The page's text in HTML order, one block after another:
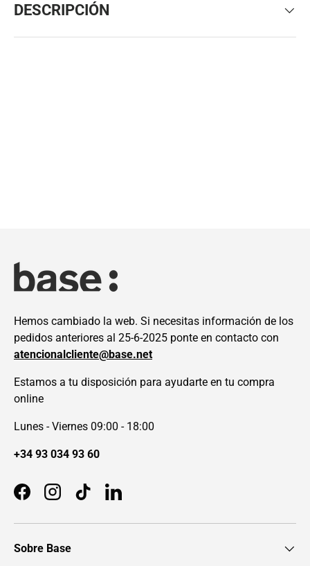
DESCRIPCIÓN
Hemos cambiado la web. Si necesitas información de los
pedidos anteriores al 25-6-2025 ponte en contacto con
atencionalcliente@base.net
Estamos a tu disposición para ayudarte en tu compra
online
Lunes - Viernes 09:00 - 18:00
+34 93 034 93 60
FacebookInstagramTikTokLinkedIn
Sobre Base